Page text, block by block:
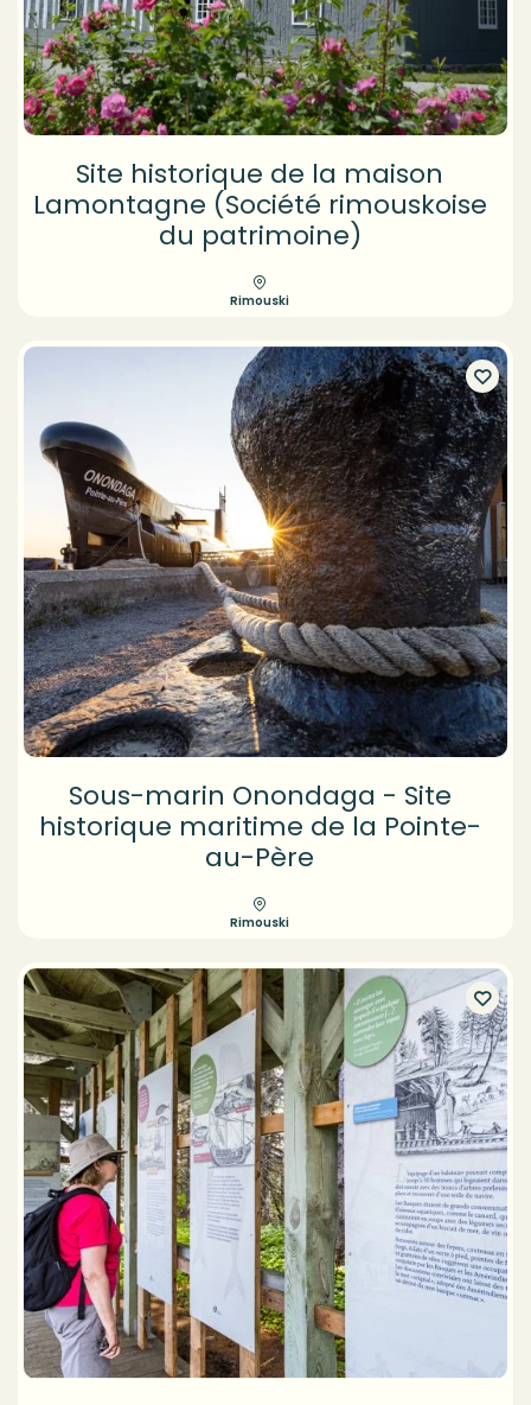
Site historique de la maison
Lamontagne (Société rimouskoise
du patrimoine)
Rimouski
Sous-marin Onondaga - Site
historique maritime de la Pointe-
au-Père
Rimouski